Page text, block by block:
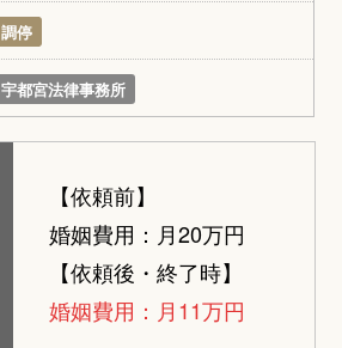
調停
宇都宮法律事務所
【依頼前】
婚姻費用：月20万円
【依頼後・終了時】
婚姻費用：月11万円